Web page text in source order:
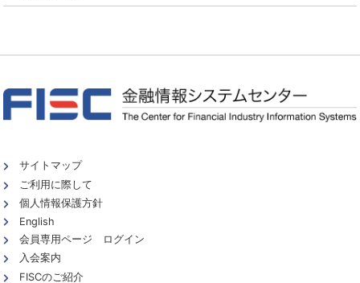
サイトマップ
ご利用に際して
個人情報保護方針
English
会員専用ページ ログイン
入会案内
FISCのご紹介